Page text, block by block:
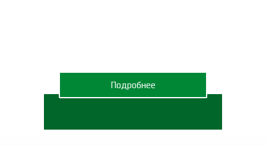
Подробнее